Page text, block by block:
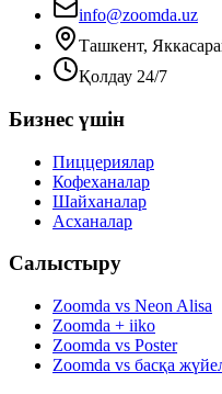
info@zoomda.uz
Ташкент,
Қолдау 24/7
Бизнес үшін
Пиццериялар
Кофеханалар
Шайханалар
Асханалар
Салыстыру
Zoomda vs Neon Alisa
Zoomda + iiko
Zoomda vs Poster
Zoomda vs басқа